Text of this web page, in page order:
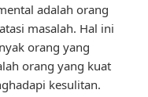
adalah orang
masalah. Hal ini
orang yang
orang yang kuat
kesulitan.